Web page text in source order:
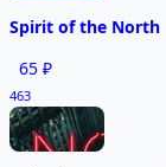
Spirit of the North
65 ₽
463